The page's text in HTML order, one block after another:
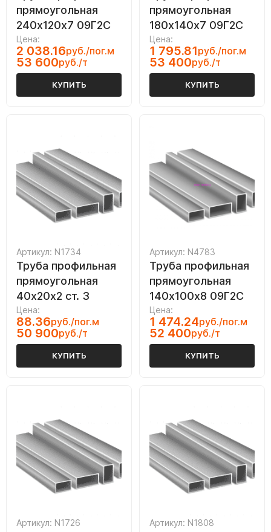
прямоугольная
240х120х7 09Г2С
Цена:
2 038.16руб./пог.м
53 600руб./т
КУПИТЬ
прямоугольная
180х140х7 09Г2С
Цена:
1 795.81руб./пог.м
53 400руб./т
КУПИТЬ
Артикул: N1734
Труба профильная
прямоугольная
40х20х2 ст. 3
Цена:
88.36руб./пог.м
50 900руб./т
КУПИТЬ
Артикул: N4783
Труба профильная
прямоугольная
140х100х8 09Г2С
Цена:
1 474.24руб./пог.м
52 400руб./т
КУПИТЬ
Артикул: N1726 Артикул: N1808